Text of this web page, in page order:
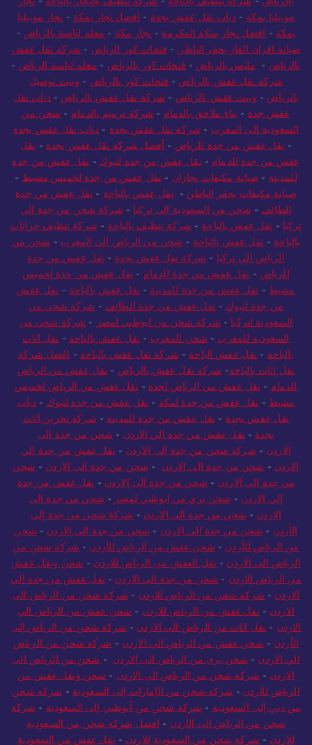
بالرياض-شركة تنظيف بالباحة-شركة تنظيف بالبخار بالباحة -نجار
موبيليا بمكة -دباب نقل عفش بجدة-افضل نجار بمكة- نجار موبيليا
بمكة -افضل نجار بمكة المكرمة-نجار مكة-معلم لياسة بالرياض-
صيانة افران الغاز بحفر الباطن-فتحات كور الرياض- شركة نقل عفش
بالرياض- مليس بالرياض -فتحات كور بالرياض -معلم لياسة الرياض
شركة نقل عفش بالرياض
- فتحات كور بالرياض- ونيت توصيل
بالرياض
-ونيت عفش بالرياض- شركة نقل عفش بالرياض -دباب نقل
عفش جدة
-بناء ملاحق بالدمام-شركة ترميم بالدمام-
شحن من
السعودية الى المغرب-شركة نقل عفش بجدة-دباب نقل عفش بجدة
-نقل عفش من جدة للرياض- أفضل شركة نقل عفش بجدة -نقل
عفش من جدة للدمام- نقل عفش من جدة لتبوك-نقل عفش من جدة
للمدينة-صيانة مكيفات بجازان- نقل عفش من جدة لخميس مشيط-
صيانة مكيفات بحفر الباطن-نقل عفش بالباحة-نقل عفش من جدة
للطائف -شحن من السعودية الى تركيا -شركة شحن من جدة الى
تركيا- نقل عفش بالباحة- شركة تنظيف بالباحة-
شركة تنظيف خزانات
بالباحة -نقل عفش بالباحة -شحن من الرياض الي المغرب -شحن من
الرياض الى تركيا- شركة نقل عفش بجدة -نقل عفش من جدة
للرياض -نقل عفش من جدة للدمام -نقل عفش من جدة لخميس
مشيط -نقل عفش من جدة للمدينة-نقل عفش بالباحة -نقل عفش
من جدة لتبوك-نقل عفش من جدة للطائف- شركة شحن من
السعودية لتركيا- شركة شحن من ابوظبي لمصر -شركة شحن من
السعودية للمغرب
-شحن للمغرب- نقل عفش بالباحة -نقل اثاث
بالباحة- نقل عفش الباحة- شركة نقل عفش بالباحة- افضل شركة
نقل اثاث بالباحة- شركة نقل عفش بالرياض-نقل عفش من الرياض
للدمام - نقل عفش من الرياض لجدة -نقل عفش من الرياض لخميس
مشيط- نقل عفش من جدة لمكة -نقل عفش من جدة لتبوك-دباب
نقل عفش بجدة-نقل عفش من جدة للمدينة-شركة تخزين اثاث
بجدة-نقل عفش من جدة الي الاردن -شحن من جدة الى
الاردن -شركة شحن من جدة الى الاردن -نقل عفش من جدة الي
الاردن-شحن من جدة الى الاردن- شحن من جدة الى الاردن- شحن
من جدة الى الاردن- شحن من جدة الى الاردن -نقل عفش من جدة
الي الاردن- شحن بري من ابوظبي لمصر-شحن من جدة الى
الاردن-شحن من جدة الى الاردن-شركة شحن من جدة إلى
الأردن -شحن من جدة الى الاردن- شحن من جدة الى الاردن-شحن
من الرياض للأردن -شحن عفش من الرياض للأردن-شركة شحن من
الرياض الى الاردن -نقل العفش من الرياض للاردن -شحن ونقل عفش
من الرياض للاردن-شحن من جدة الى الاردن -نقل عفش من جدة الي
الاردن-شركة شحن من الرياض للاردن -شركة شحن من الرياض الى
الاردن-نقل عفش من الرياض للاردن-شحن عفش من الرياض الي
الاردن- نقل اثاث من الرياض الى الاردن-شركة شحن من الرياض إلى
الأردن-شحن عفش من الرياض الى الاردن- شركة شحن من الرياض
الي الاردن-شحن بري من الرياض الى الاردن -شحن من الرياض الى
الاردن
-شركة شحن من الرياض الي الاردن -شحن ونقل عفش من
الرياض للاردن-شركة شحن من الإمارات إلى السعودية-شركة شحن
من دبي إلى السعودية - شركة شحن من أبوظبي إلى السعودية-شركة
شحن من الرياض الى الأردن -افضل شركة شحن من السعودية